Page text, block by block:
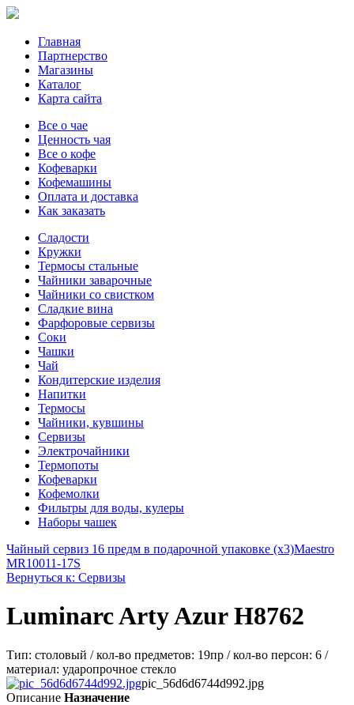
Главная
Партнерство
Магазины
Каталог
Карта сайта
Все о чае
Ценность чая
Все о кофе
Кофеварки
Кофемашины
Оплата и доставка
Как заказать
Сладости
Кружки
Термосы стальные
Чайники заварочные
Чайники со свистком
Сладкие вина
Фарфоровые сервизы
Соки
Чашки
Чай
Кондитерские изделия
Напитки
Термосы
Чайники, кувшины
Сервизы
Электрочайники
Термопоты
Кофеварки
Кофемолки
Фильтры для воды, кулеры
Наборы чашек
Чайный сервиз 16 предм в подарочной упаковке (х3)Maestro
MR10011-17S
Вернуться к: Сервизы
Luminarc Arty Azur H8762
Тип: столовый / кол-во предметов: 19пр / кол-во персон: 6 /
материал: ударопрочное стекло
pic_56d6d6744d992.jpg
Описание Назначение